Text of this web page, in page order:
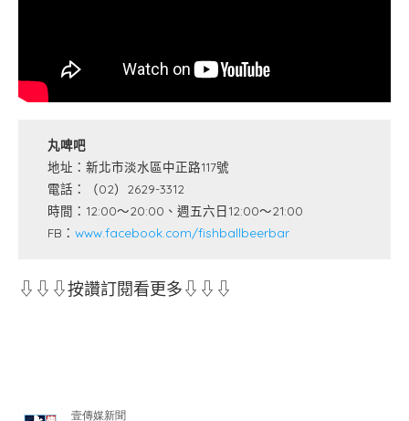
丸啤吧
地址：新北市淡水區中正路117號
電話：（02）2629-3312
時間：12:00～20:00、週五六日12:00～21:00
FB：www.facebook.com/fishballbeerbar
⇩⇩⇩按讚訂閱看更多⇩⇩⇩